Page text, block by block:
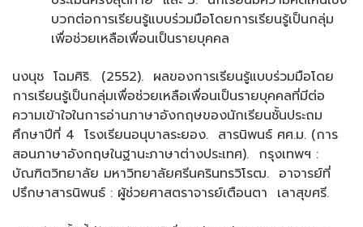
บวกต่อการเรียนรู้แบบร่วมมือโดยการเรียนรู้เป็นกลุ่ม
เพื่อช่วยเหลือเพื่อนเป็นรายบุคคล
นงนุช โฉมศิริ. (2552). ผลของการเรียนรู้แบบร่วมมือโดย
การเรียนรู้เป็นกลุ่มเพื่อช่วยเหลือเพื่อนเป็นรายบุคคลที่มีต่อ
ความเข้าใจในการอ่านภาษาอังกฤษของนักเรียนชั้นประถม
ศึกษาปีที่ 4 โรงเรียนอนุบาลระยอง. สารนิพนธ์ ศศ.ม. (การ
สอนภาษาอังกฤษในฐานะภาษาต่างประเทศ). กรุงเทพฯ :
บัณฑิตวิทยาลัย มหาวิทยาลัยศรีนครินทรวิโรฒ. อาจารย์ที่
ปรึกษาสารนิพนธ์ : ผู้ช่วยศาสตราจารย์เตือนตา เลาสุขศรี.